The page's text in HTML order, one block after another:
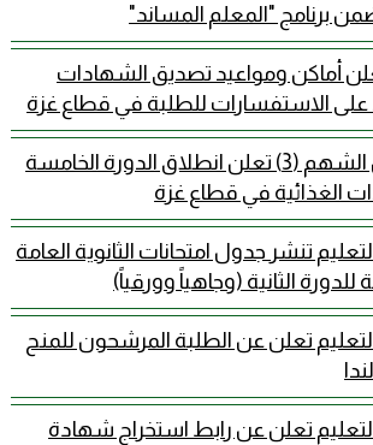
برنامج "المعلم المساند"
تعلن أماكن ومواعيد تصديق الشهادات
على الاستفسارات للطلبة في قطاع غزة
عملية الفارس الشهم (3) تعلن انطلاق الدورة الخامسة
الغذائية في قطاع غزة
تنشر جدول امتحانات الثانوية العامة
الثانية (وجاهياً وورقياً)
تعلن عن الطلبة المرشحون للمنح
والتعليم تعلن عن رابط استخراج شهادة